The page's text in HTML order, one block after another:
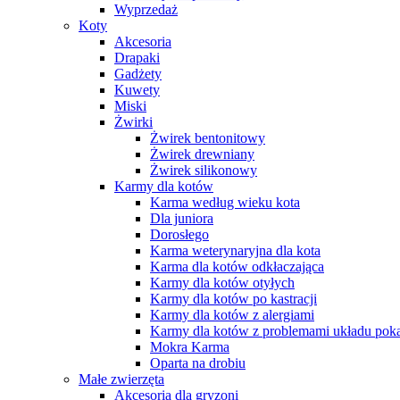
Wyprzedaż
Koty
Akcesoria
Drapaki
Gadżety
Kuwety
Miski
Żwirki
Żwirek bentonitowy
Żwirek drewniany
Żwirek silikonowy
Karmy dla kotów
Karma według wieku kota
Dla juniora
Dorosłego
Karma weterynaryjna dla kota
Karma dla kotów odkłaczająca
Karmy dla kotów otyłych
Karmy dla kotów po kastracji
Karmy dla kotów z alergiami
Karmy dla kotów z problemami układu
Mokra Karma
Oparta na drobiu
Małe zwierzęta
Akcesoria dla gryzoni